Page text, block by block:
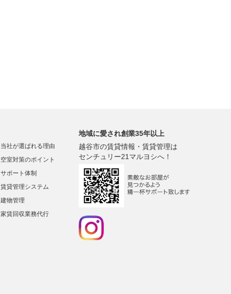
当社が選ばれる理由
空室対策のポイント
サポート体制
賃貸管理システム
建物管理
家賃回収業務代行
地域に愛され創業35年以上
越谷市の賃貸情報・賃貸管理は
センチュリー21マルヨシへ！